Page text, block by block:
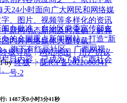
24小时面向广大网民和网络媒
、图片、视频等多样化的资讯
新网动态新闻及时准确，解释
内外网络媒体大量转载。
办批准、自治区党委宣传部主
的全国重点新闻网站，打造“新
旗下有红豆社区、广西网视、
目内容，已成为了解广西社会
终极导航╎网站地图╎用户协议
by终极╎陇ICP备2022000941
号-2
: 1487天0小时3分42秒